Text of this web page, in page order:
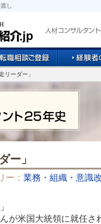
し
リーダー」
ー」
ー： 業務・組織・意識
が米国大統領に就任さ